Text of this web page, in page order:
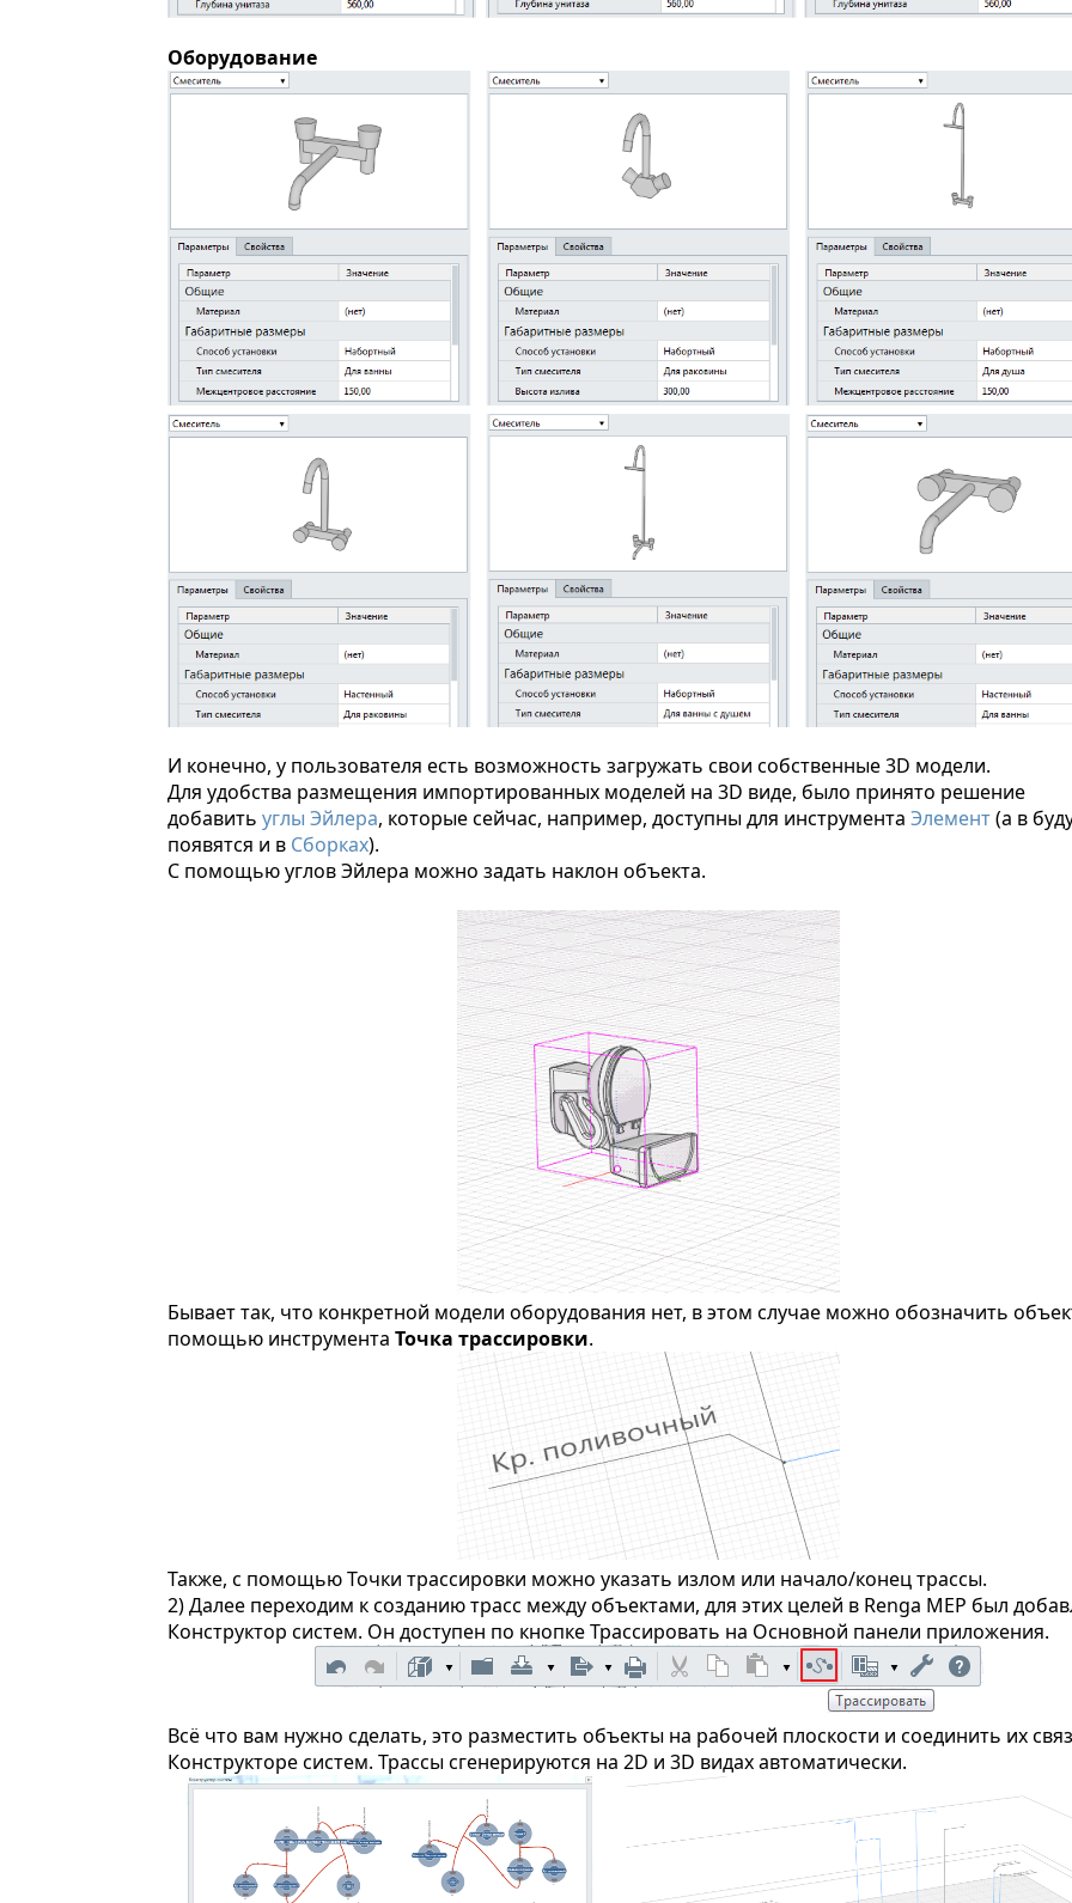
Оборудование
И конечно, у пользователя есть возможность загружать свои собственные 3D модели.
Для удобства размещения импортированных моделей на 3D виде, было принято решение
добавить углы Эйлера, которые сейчас, например, доступны для инструмента Элемент(а в
появятся и в Сборках).
С помощью углов Эйлера можно задать наклон объекта.
Бывает так, что конкретной модели оборудования нет, в этом случае можно обозначить
помощью инструмента Точка трассировки.
Также, с помощью Точки трассировки можно указать излом или начало/конец трассы.
2) Далее переходим к созданию трасс между объектами, для этих целей в Renga MEP был
Конструктор систем. Он доступен по кнопке Трассировать на Основной панели приложения.
Всё что вам нужно сделать, это разместить объекты на рабочей плоскости и соединить их
Конструкторе систем. Трассы сгенерируются на 2D и 3D видах автоматически.